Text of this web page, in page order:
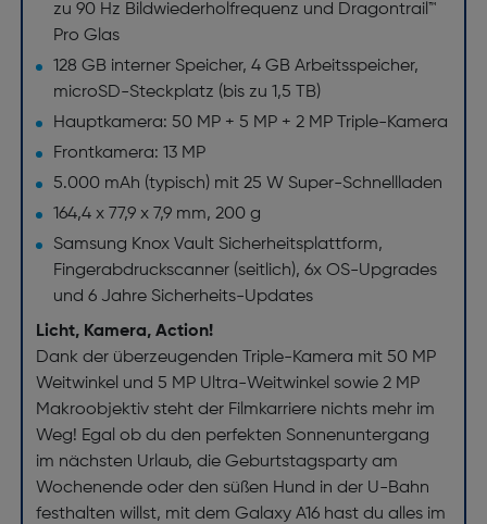
zu 90 Hz Bildwiederholfrequenz und Dragontrail™
Pro Glas
128 GB interner Speicher, 4 GB Arbeitsspeicher,
microSD-Steckplatz (bis zu 1,5 TB)
Hauptkamera: 50 MP + 5 MP + 2 MP Triple-Kamera
Frontkamera: 13 MP
5.000 mAh (typisch) mit 25 W Super-Schnellladen
164,4 x 77,9 x 7,9 mm, 200 g
Samsung Knox Vault Sicherheitsplattform,
Fingerabdruckscanner (seitlich), 6x OS-Upgrades
und 6 Jahre Sicherheits-Updates
Licht, Kamera, Action!
Dank der überzeugenden Triple-Kamera mit 50 MP
Weitwinkel und 5 MP Ultra-Weitwinkel sowie 2 MP
Makroobjektiv steht der Filmkarriere nichts mehr im
Weg! Egal ob du den perfekten Sonnenuntergang
im nächsten Urlaub, die Geburtstagsparty am
Wochenende oder den süßen Hund in der U-Bahn
festhalten willst, mit dem Galaxy A16 hast du alles im